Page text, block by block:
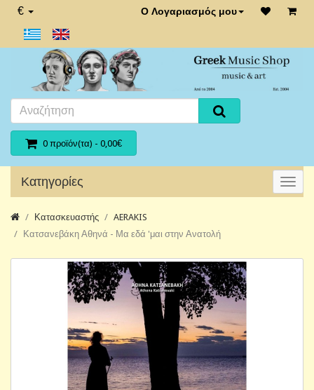
€ Ο Λογαριασμός μου
0 προϊόν(τα) - 0,00€
Κατηγορίες
Κατασκευαστής
AERAKIS
Κατσανεβάκη Αθηνά - Μα εδά 'μαι στην Ανατολή